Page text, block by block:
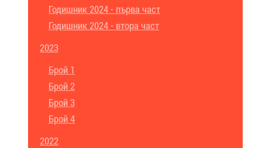
Годишник 2024 - първа част
Годишник 2024 - втора част
2023
Брой 1
Брой 2
Брой 3
Брой 4
2022